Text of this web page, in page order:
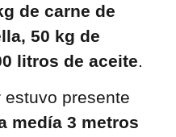
de carne de
50 kg de
litros de aceite.
presente
medía 3 metros